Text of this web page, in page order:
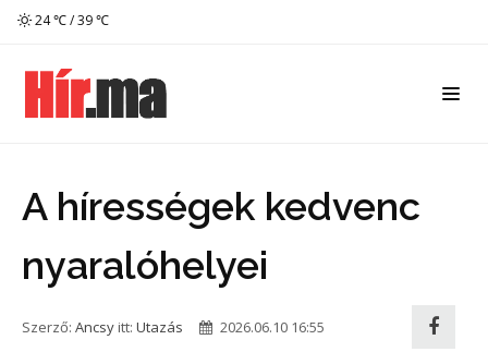
24 ℃ / 39 ℃
A hírességek kedvenc
nyaralóhelyei
Szerző: Ancsy itt: Utazás 2026.06.10 16:55